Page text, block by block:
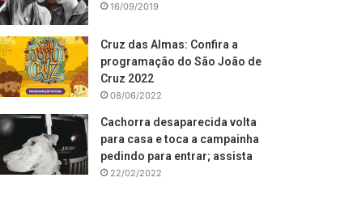
16/09/2019
Cruz das Almas: Confira a
programação do São João de
Cruz 2022
08/06/2022
Cachorra desaparecida volta
para casa e toca a campainha
pedindo para entrar; assista
22/02/2022